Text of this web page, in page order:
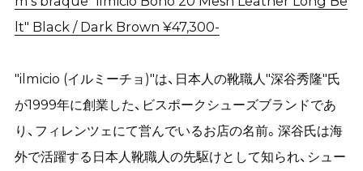
lt" Black / Dark Brown ¥47,300-
"ilmicio (イルミーチョ)"は、 日本人の靴職人"深谷秀隆"氏
が1999年に創業した、ビスポークシューズブランドであ
り、フィレンツェにて営んでいるお店の名前。深谷氏は海
外で活躍する日本人靴職人の先駆けとして知られ、シュー